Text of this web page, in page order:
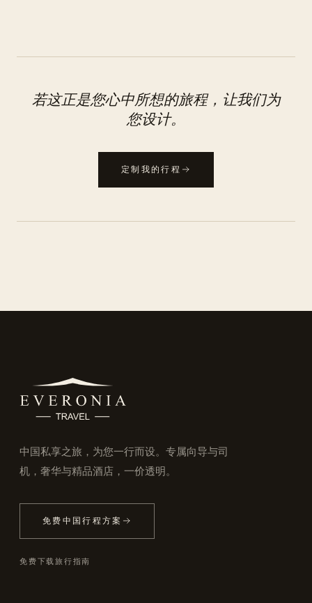
若这正是您心中所想的旅程，让我们为
您设计。
定制我的行程
中国私享之旅，为您一行而设。专属向导与司
机，奢华与精品酒店，一价透明。
免费中国行程方案
免费下载旅行指南